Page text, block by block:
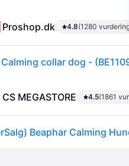
Proshop.dk 4.8(1280
collar dog -
CS MEGASTORE 4.5(1861
Beaphar Calming